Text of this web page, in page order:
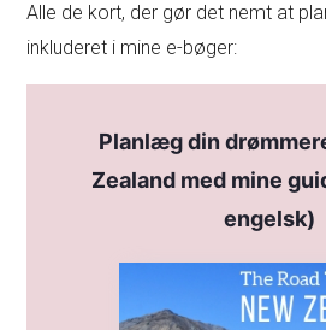
Alle de kort, der gør det nemt at
inkluderet i mine e-bøger:
Planlæg din
Zealand med mine
engelsk)